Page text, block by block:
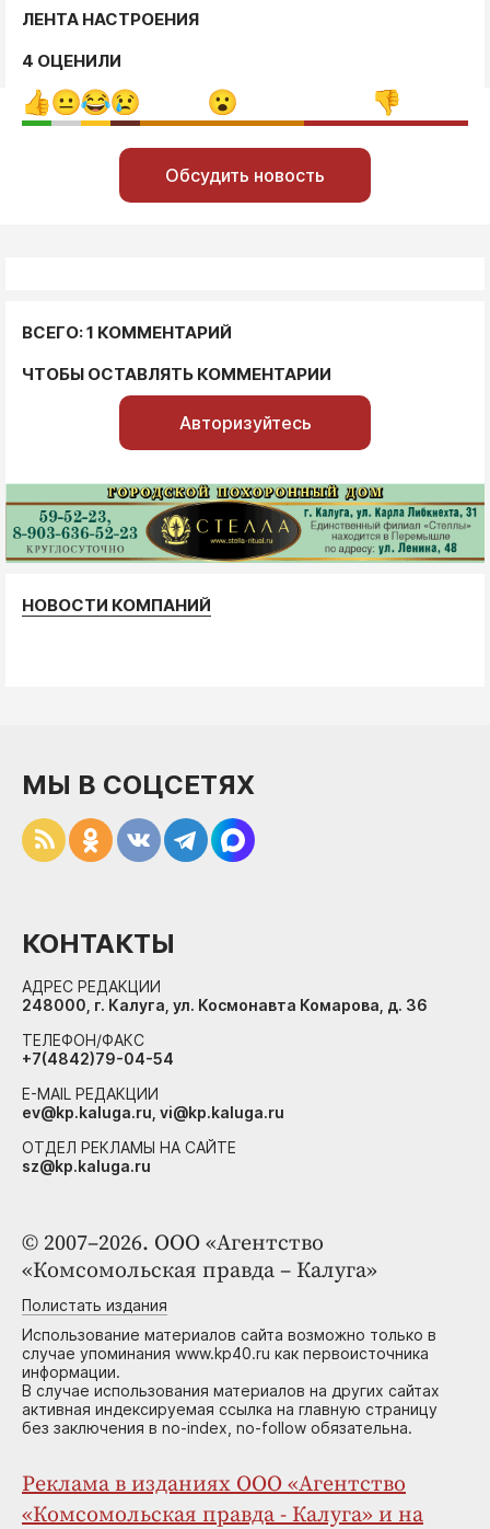
ЛЕНТА НАСТРОЕНИЯ
4 ОЦЕНИЛИ
Обсудить новость
ВСЕГО: 1 КОММЕНТАРИЙ
ЧТОБЫ ОСТАВЛЯТЬ КОММЕНТАРИИ
Авторизуйтесь
НОВОСТИ КОМПАНИЙ
© 2007–2026. ООО «Агентство
«Комсомольская правда – Калуга»
Полистать издания
Использование материалов сайта возможно только в
случае упоминания www.kp40.ru как первоисточника
информации.
В случае использования материалов на других сайтах
активная индексируемая ссылка на главную страницу
без заключения в no-index, no-follow обязательна.
Реклама в изданиях ООО «Агентство
«Комсомольская правда - Калуга» и на
МЫ В СОЦСЕТЯХ
КОНТАКТЫ
АДРЕС РЕДАКЦИИ
248000, г. Калуга, ул. Космонавта Комарова, д. 36
ТЕЛЕФОН/ФАКС
+7(4842)79-04-54
E-MAIL РЕДАКЦИИ
ev@kp.kaluga.ru, vi@kp.kaluga.ru
ОТДЕЛ РЕКЛАМЫ НА САЙТЕ
sz@kp.kaluga.ru